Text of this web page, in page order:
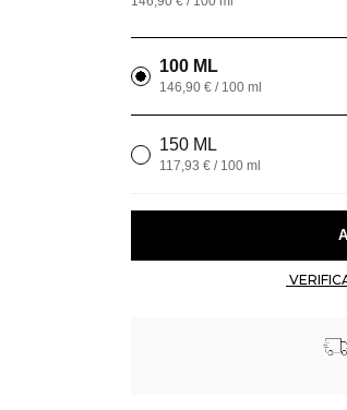
100 ML
146,90 € / 100 ml
150 ML
117,93 € / 100 ml